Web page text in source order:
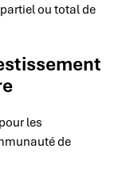
ou total de
les
de